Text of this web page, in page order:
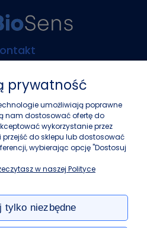
216
Warszawa
243 37 87
prywatność
umożliwiają poprawne
nam dostosować ofertę do
wykorzystanie przez
do sklepu lub dostosować
wybierając opcję "Dostosuj
w naszej Polityce
tylko niezbędne